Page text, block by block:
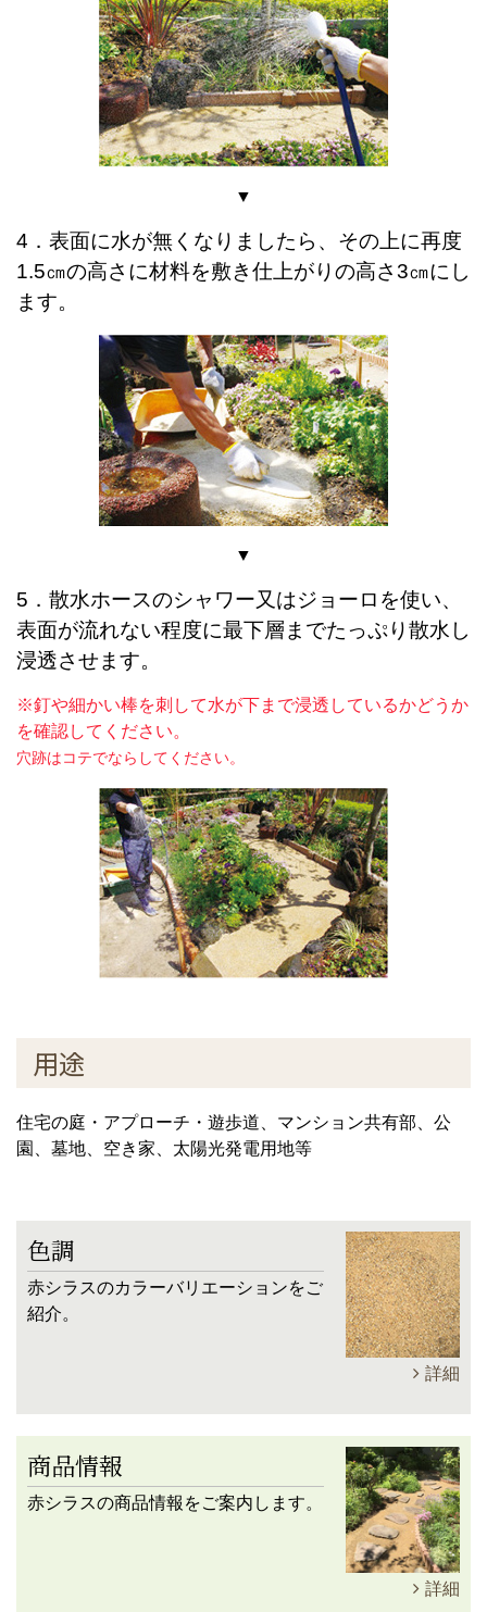
▼
4．表面に水が無くなりましたら、その上に再度
1.5㎝の高さに材料を敷き仕上がりの高さ3㎝にし
ます。
▼
5．散水ホースのシャワー又はジョーロを使い、
表面が流れない程度に最下層までたっぷり散水し
浸透させます。
※釘や細かい棒を刺して水が下まで浸透しているかどうか
を確認してください。
穴跡はコテでならしてください。
用途
住宅の庭・アプローチ・遊歩道、マンション共有部、公
園、墓地、空き家、太陽光発電用地等
色調
赤シラスのカラーバリエーションをご
紹介。
詳細
商品情報
赤シラスの商品情報をご案内します。
詳細